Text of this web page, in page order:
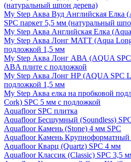
(натуральный шпон дерева)
My Step Аква Вуд Английская Елка
SPC паркет 5,5 мм (натуральный
My Step Аква Английская Елка
My Step Аква Лонг MATT (Aqua
подложкой 1,5 мм
My Step Аква Лонг АВА (AQUA
ABA плите с подложкой
My Step Аква Лонг НР (AQUA SPC
подложкой 1,5 мм
My Step Аква елка на пробковой
Cork) SPC 5 мм с подложкой
Aquafloor SPC плитка
Aquafloor Бесшумный (Soundless)
Aquafloor Камень (Stone) 4 мм SPC
Aquafloor Камень
Aquafloor Кварц (Quartz) SPC 4 мм
Aquafloor Классик (Classic) SPC 3,5